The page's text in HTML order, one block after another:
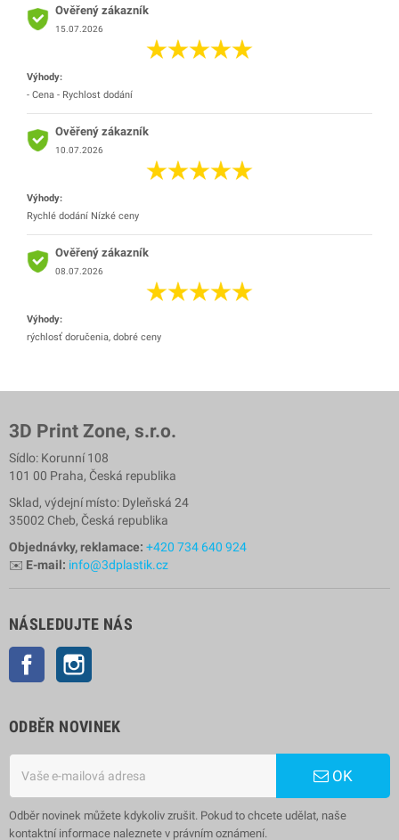
Ověřený zákazník
15.07.2026
Výhody:
- Cena - Rychlost dodání
Ověřený zákazník
10.07.2026
Výhody:
Rychlé dodání Nízké ceny
Ověřený zákazník
08.07.2026
Výhody:
rýchlosť doručenia, dobré ceny
3D Print Zone, s.r.o.
Sídlo: Korunní 108
101 00 Praha, Česká republika
Sklad, výdejní místo: Dyleňská 24
35002 Cheb, Česká republika
Objednávky, reklamace: +420 734 640 924
✉️ E-mail: info@3dplastik.cz
NÁSLEDUJTE NÁS
Facebook
ODBĚR NOVINEK
OK
Odběr novinek můžete kdykoliv zrušit. Pokud to chcete udělat, naše
kontaktní informace naleznete v právním oznámení.